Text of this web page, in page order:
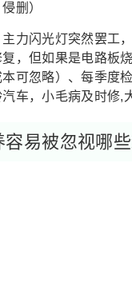
删）
力闪光灯突然罢工
，但如果是电路板
可忽略）、每季度
车，小毛病及时修,
容易被忽视哪